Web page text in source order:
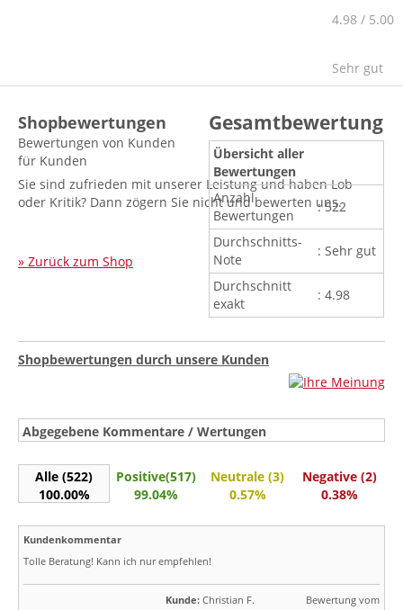
4.98 / 5.00
Sehr gut
Shopbewertungen
Bewertungen von Kunden
für Kunden
Sie sind zufrieden mit unserer Leistung und haben Lob
oder Kritik? Dann zögern Sie nicht und bewerten uns.
» Zurück zum Shop
Gesamtbewertung
Übersicht aller
Bewertungen
Anzahl
Bewertungen
: 522
Durchschnitts-
Note
: Sehr gut
Durchschnitt
exakt
: 4.98
Shopbewertungen durch unsere Kunden
Abgegebene Kommentare / Wertungen
Alle (522)
100.00%
Positive(517)
99.04%
Neutrale (3)
0.57%
Negative (2)
0.38%
Kundenkommentar
Tolle Beratung! Kann ich nur empfehlen!
Kunde: Christian F.
Bewertung vom